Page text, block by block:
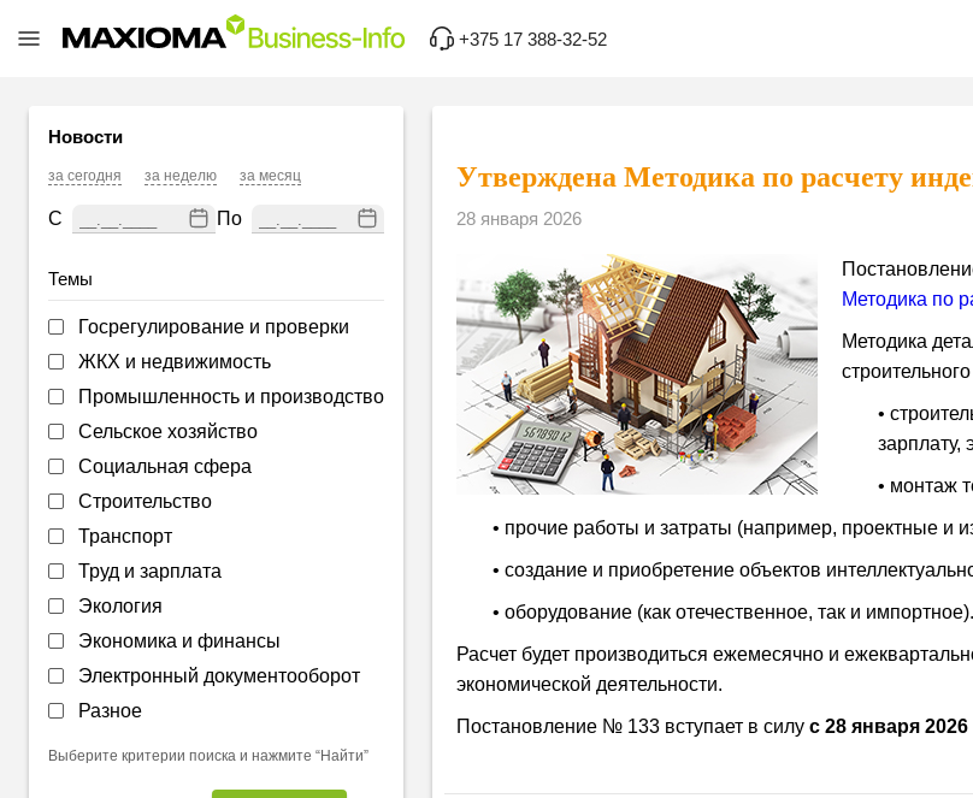
+375 17 388-32-52
Новости
за сегодня за неделю за месяц
С По
Темы
Госрегулирование и проверки
ЖКХ и недвижимость
Промышленность и производство
Сельское хозяйство
Социальная сфера
Строительство
Транспорт
Труд и зарплата
Экология
Экономика и финансы
Электронный документооборот
Разное
Выберите критерии поиска и нажмите “Найти”
Утверждена Методика по расчету
28 января 2026
Методика по
Методика
•
зарплату,
• монтаж
• прочие работы и затраты (например, проектные и
• создание и приобретение объектов
• оборудование (как отечественное, так и импортное).
Расчет будет производиться ежемесячно и
экономической деятельности.
Постановление № 133 вступает в силу с 28 января 2026